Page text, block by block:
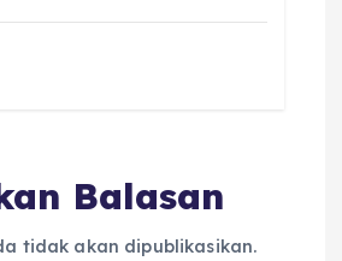
ts l
a re
Balasan
tidak akan dipublikasikan.